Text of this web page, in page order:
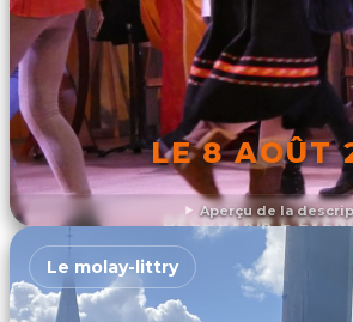
Aperçu de la
LE 8 AOÛT
DÉCOUVRIR
Le molay-littry